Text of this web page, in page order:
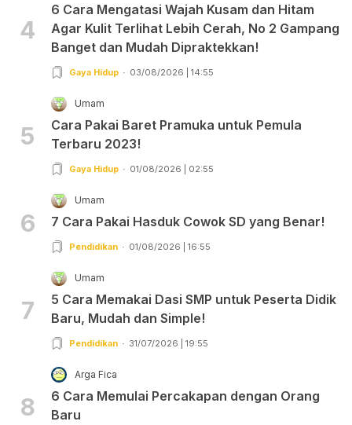
4
6 Cara Mengatasi Wajah Kusam dan Hitam
Agar Kulit Terlihat Lebih Cerah, No 2 Gampang
Banget dan Mudah Dipraktekkan!
Gaya Hidup 03/08/2026 | 14:55
5
Umam
Cara Pakai Baret Pramuka untuk Pemula
Terbaru 2023!
Gaya Hidup 01/08/2026 | 02:55
6
Umam
7 Cara Pakai Hasduk Cowok SD yang Benar!
Pendidikan 01/08/2026 | 16:55
7
Umam
5 Cara Memakai Dasi SMP untuk Peserta Didik
Baru, Mudah dan Simple!
Pendidikan 31/07/2026 | 19:55
8
Arga Fica
6 Cara Memulai Percakapan dengan Orang
Baru